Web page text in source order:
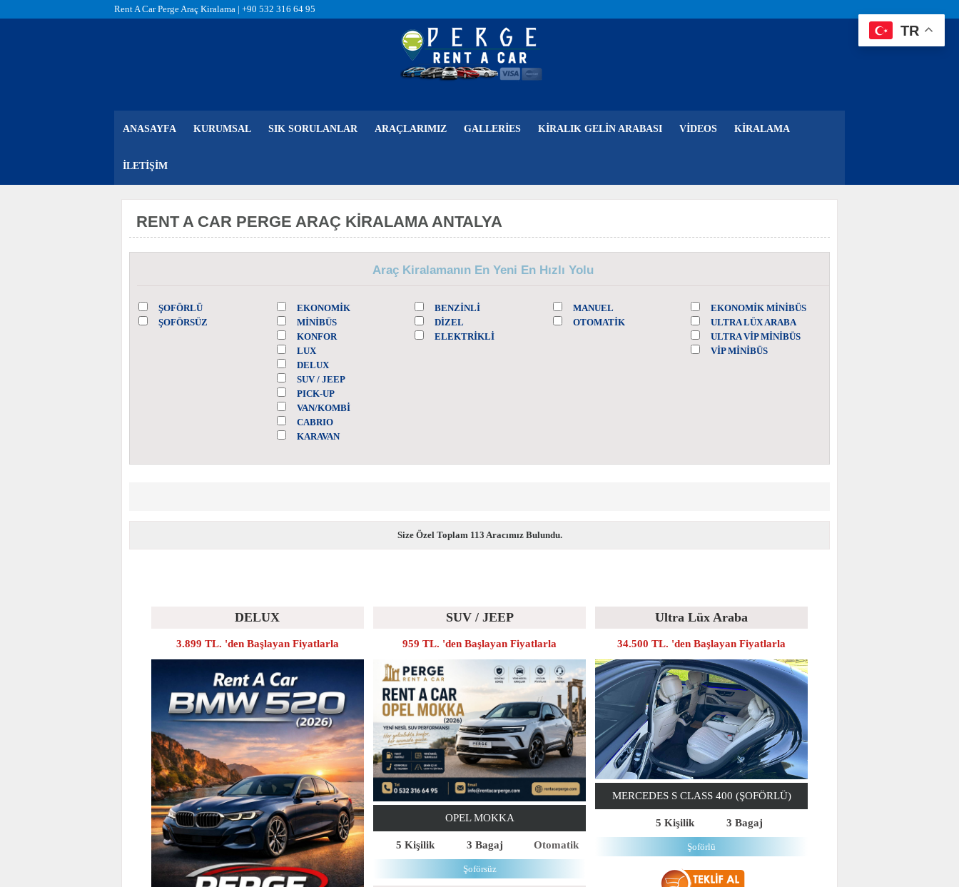
Rent A Car Perge Araç Kiralama | +90 532 316 64 95
ANASAYFA KURUMSAL SIK SORULANLAR ARAÇLARIMIZ GALLERIES KIRALIK GELIN ARABASI VIDEOS KIRALAMA
İLETIŞIM
RENT A CAR PERGE ARAÇ KIRALAMA ANTALYA
Araç Kiralamanın En Yeni En Hızlı Yolu
ŞOFÖRLÜ
ŞOFÖRSÜZ
EKONOMİK
MİNİBÜS
KONFOR
LUX
DELUX
SUV / JEEP
PICK-UP
VAN/KOMBİ
CABRIO
KARAVAN
BENZINLI
DIZEL
ELEKTRIKLI
MANUEL
OTOMATIK
EKONOMİK MİNİBÜS
ULTRA LÜX ARABA
ULTRA VİP MİNİBÜS
VİP MİNİBÜS
Size Özel Toplam 113 Aracımız Bulundu.
DELUX
3.899 TL. 'den Başlayan Fiyatlarla
SUV / JEEP
959 TL. 'den Başlayan Fiyatlarla
OPEL MOKKA
5 Kişilik 3 Bagaj Otomatik
Şoförsüz
Ultra Lüx Araba
34.500 TL. 'den Başlayan Fiyatlarla
MERCEDES S CLASS 400 (ŞOFÖRLÜ)
5 Kişilik 3 Bagaj
Şoförlü
TR